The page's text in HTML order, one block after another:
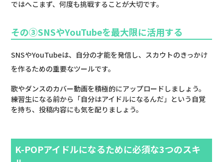
ではへこまず、何度も挑戦することが大切です。
その③SNSやYouTubeを最大限に活用する
SNSやYouTubeは、自分の才能を発信し、スカウトのきっかけ
を作るための重要なツールです。
歌やダンスのカバー動画を積極的にアップロードしましょう。
練習生になる前から「自分はアイドルになるんだ」という自覚
を持ち、投稿内容にも気を配りましょう。
K-POPアイドルになるために必須な3つのスキ